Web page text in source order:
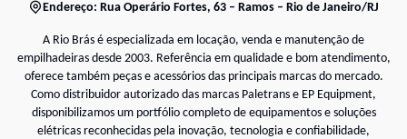
Endereço: Rua Operário Fortes, 63 – Ramos – Rio de Janeiro/RJ
A Rio Brás é especializada em locação, venda e manutenção de
empilhadeiras desde 2003. Referência em qualidade e bom atendimento,
oferece também peças e acessórios das principais marcas do mercado.
Como distribuidor autorizado das marcas Paletrans e EP Equipment,
disponibilizamos um portfólio completo de equipamentos e soluções
elétricas reconhecidas pela inovação, tecnologia e confiabilidade,